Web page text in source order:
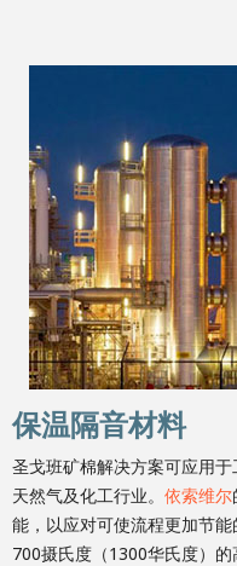
保温隔音材料
圣戈班矿棉解决方案可应用
天然气及化工行业。 依索维尔
能，以应对可使流程更加节
700摄氏度（1300华氏度）